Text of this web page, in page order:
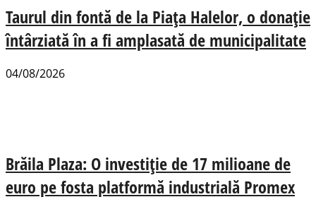
Taurul din fontă de la Piața Halelor, o donație
întârziată în a fi amplasată de municipalitate
04/08/2026
Brăila Plaza: O investiție de 17 milioane de
euro pe fosta platformă industrială Promex